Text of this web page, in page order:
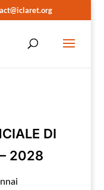
DI
2028